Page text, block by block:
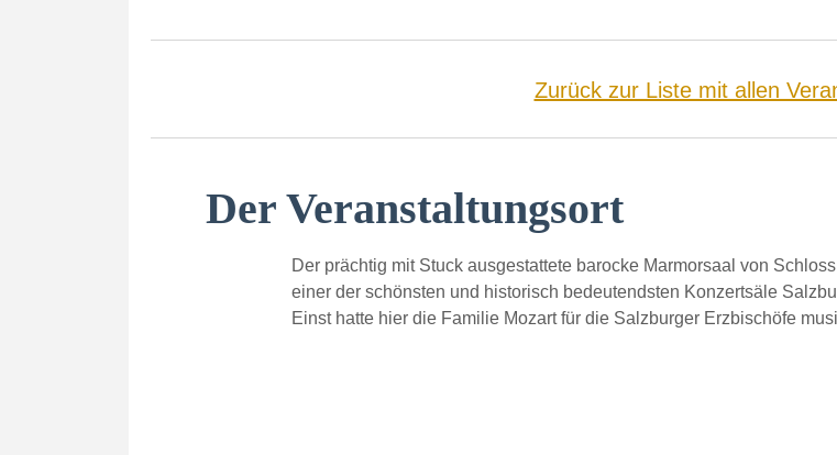
Zurück zur Liste mit allen
Der Veranstaltungsort
Der prächtig mit Stuck ausgestattete barocke Marmorsaal von
einer der schönsten und historisch bedeutendsten Konzertsäle
Einst hatte hier die Familie Mozart für die Salzburger Erzbischöfe